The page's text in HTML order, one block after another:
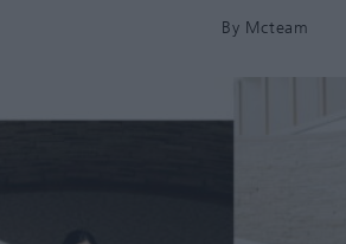
By Mcteam